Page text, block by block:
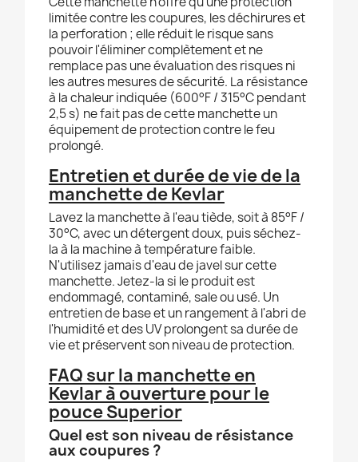
limitée contre les coupures, les déchirures et
la perforation ; elle réduit le risque sans
pouvoir l'éliminer complètement et ne
remplace pas une évaluation des risques ni
les autres mesures de sécurité. La résistance
à la chaleur indiquée (600°F / 315°C pendant
2,5 s) ne fait pas de cette manchette un
équipement de protection contre le feu
prolongé.
Entretien et durée de vie de la
manchette de Kevlar
Lavez la manchette à l'eau tiède, soit à 85°F /
30°C, avec un détergent doux, puis séchez-
la à la machine à température faible.
N'utilisez jamais d'eau de javel sur cette
manchette. Jetez-la si le produit est
endommagé, contaminé, sale ou usé. Un
entretien de base et un rangement à l'abri de
l'humidité et des UV prolongent sa durée de
vie et préservent son niveau de protection.
FAQ sur la manchette en
Kevlar à ouverture pour le
pouce Superior
Quel est son niveau de résistance
aux coupures ?